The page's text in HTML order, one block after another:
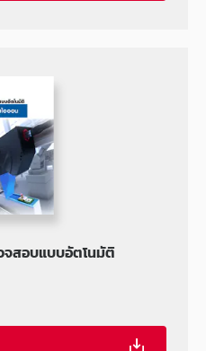
จสอบแบบอัตโนมัติ